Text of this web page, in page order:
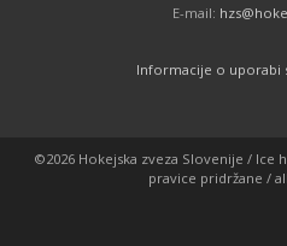
E-mail:
Informacije o uporabi
©2026 Hokejska zveza Slovenije / Ice
pravice pridržane /